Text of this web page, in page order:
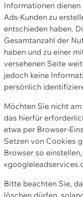
Informationen
Ads-Kunden zu
entschieden haben.
Gesamtanzahl der
haben und zu einer
versehenen Seite
jedoch keine
persönlich
Möchten Sie nicht
das hierfür
etwa per Browser-
Setzen von Cookies
Browser so
Bitte beachten Sie,